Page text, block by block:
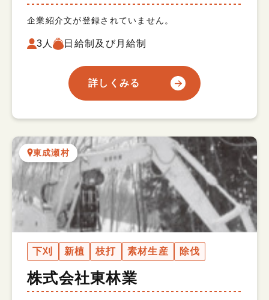
企業紹介文が登録されていません。
3人 日給制及び月給制
詳しくみる
東成瀬村
下刈 新植 枝打 素材生産 除伐
株式会社東林業